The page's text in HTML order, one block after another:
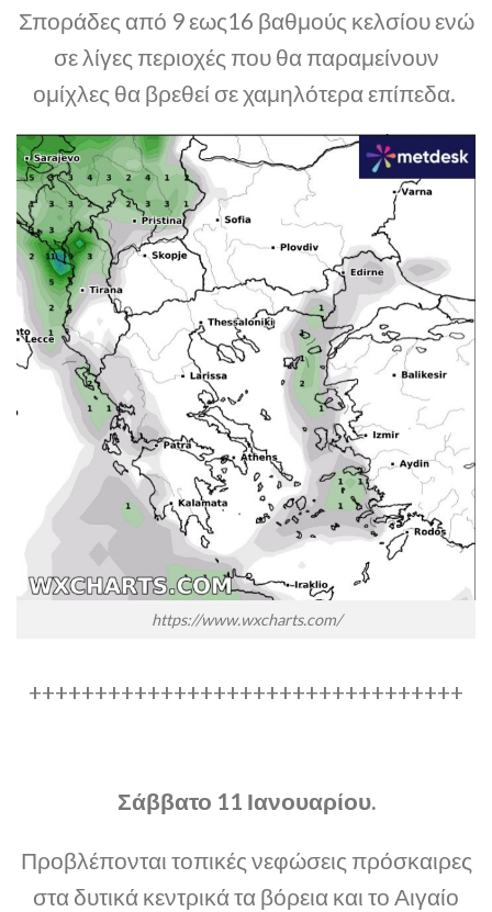
Σποράδες από 9 εως16 βαθμούς κελσίου ενώ
σε λίγες περιοχές που θα παραμείνουν
ομίχλες θα βρεθεί σε χαμηλότερα επίπεδα.
https://www.wxcharts.com/
+++++++++++++++++++++++++++++++++
Σάββατο 11 Ιανουαρίου.
Προβλέπονται τοπικές νεφώσεις πρόσκαιρες
στα δυτικά κεντρικά τα βόρεια και το Αιγαίο